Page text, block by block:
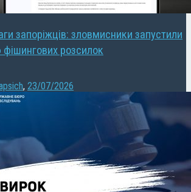
запоріжців: зловмисники запустили
розсилок
, 23/07/2026